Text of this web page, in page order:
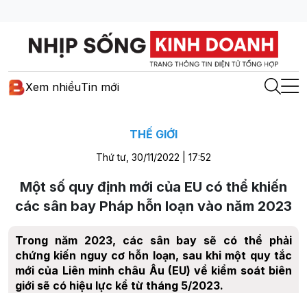
Xem nhiềuTin mới
THẾ GIỚI
Thứ tư, 30/11/2022 | 17:52
Một số quy định mới của EU có thể khiến
các sân bay Pháp hỗn loạn vào năm 2023
Trong năm 2023, các sân bay sẽ có thể phải
chứng kiến nguy cơ hỗn loạn, sau khi một quy tắc
mới của Liên minh châu Âu (EU) về kiểm soát biên
giới sẽ có hiệu lực kể từ tháng 5/2023.